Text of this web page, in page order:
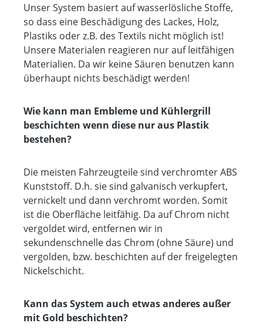
Unser System basiert auf wasserlösliche Stoffe,
so dass eine Beschädigung des Lackes, Holz,
Plastiks oder z.B. des Textils nicht möglich ist!
Unsere Materialen reagieren nur auf leitfähigen
Materialien. Da wir keine Säuren benutzen kann
überhaupt nichts beschädigt werden!
Wie kann man Embleme und Kühlergrill
beschichten wenn diese nur aus Plastik
bestehen?
Die meisten Fahrzeugteile sind verchromter ABS
Kunststoff. D.h. sie sind galvanisch verkupfert,
vernickelt und dann verchromt worden. Somit
ist die Oberfläche leitfähig. Da auf Chrom nicht
vergoldet wird, entfernen wir in
sekundenschnelle das Chrom (ohne Säure) und
vergolden, bzw. beschichten auf der freigelegten
Nickelschicht.
Kann das System auch etwas anderes außer
mit Gold beschichten?